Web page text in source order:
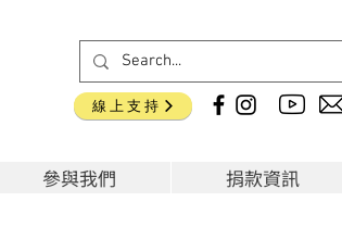
線上支持
參與我們 捐款資訊